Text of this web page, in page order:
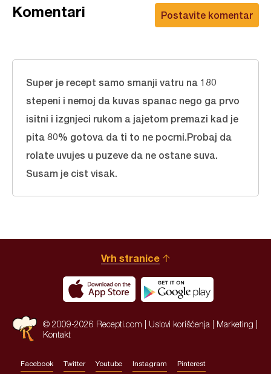
Postavite komentar
Komentari
Super je recept samo smanji vatru na 180
stepeni i nemoj da kuvas spanac nego ga prvo
isitni i izgnjeci rukom a jajetom premazi kad je
pita 80% gotova da ti to ne pocrni.Probaj da
rolate uvujes u puzeve da ne ostane suva.
Susam je cist visak.
Vrh stranice
© 2009-2026 Recepti.com | Uslovi korišćenja Marketing
Kontakt
Facebook Twitter Youtube Instagram Pinterest